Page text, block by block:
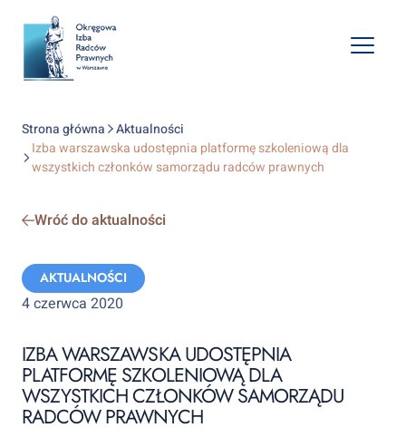
Open
Strona główna
Aktualności
Izba warszawska udostępnia platformę szkoleniową dla
wszystkich członków samorządu radców prawnych
Wróć do aktualności
Categories:
AKTUALNOŚCI
4 czerwca 2020
IZBA WARSZAWSKA UDOSTĘPNIA
PLATFORMĘ SZKOLENIOWĄ DLA
WSZYSTKICH CZŁONKÓW SAMORZĄDU
RADCÓW PRAWNYCH